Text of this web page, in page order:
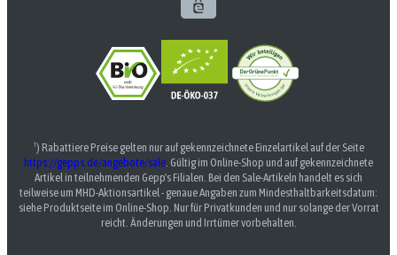
¹) Rabattiere Preise gelten nur auf gekennzeichnete Einzelartikel auf der Seite
https://gepps.de/angebote/sale. Gültig im Online-Shop und auf gekennzeichnete
Artikel in teilnehmenden Gepp's Filialen. Bei den Sale-Artikeln handelt es sich
teilweise um MHD-Aktionsartikel - genaue Angaben zum Mindesthaltbarkeitsdatum:
siehe Produktseite im Online-Shop. Nur für Privatkunden und nur solange der Vorrat
reicht. Änderungen und Irrtümer vorbehalten.